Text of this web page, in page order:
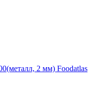
2 мм) Foodatlas